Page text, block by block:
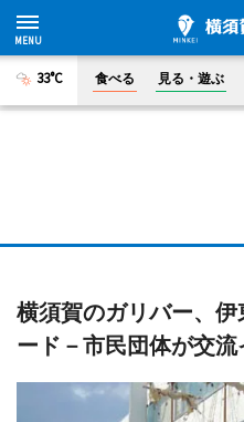
33°C 食べる 見る・遊ぶ
横須賀のガリバー、
ード－市民団体が交流